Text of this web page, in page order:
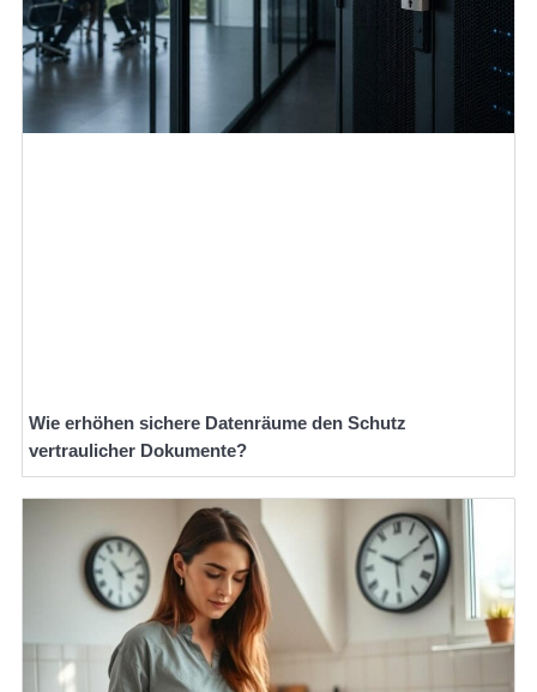
Wie erhöhen sichere Datenräume den Schutz
vertraulicher Dokumente?